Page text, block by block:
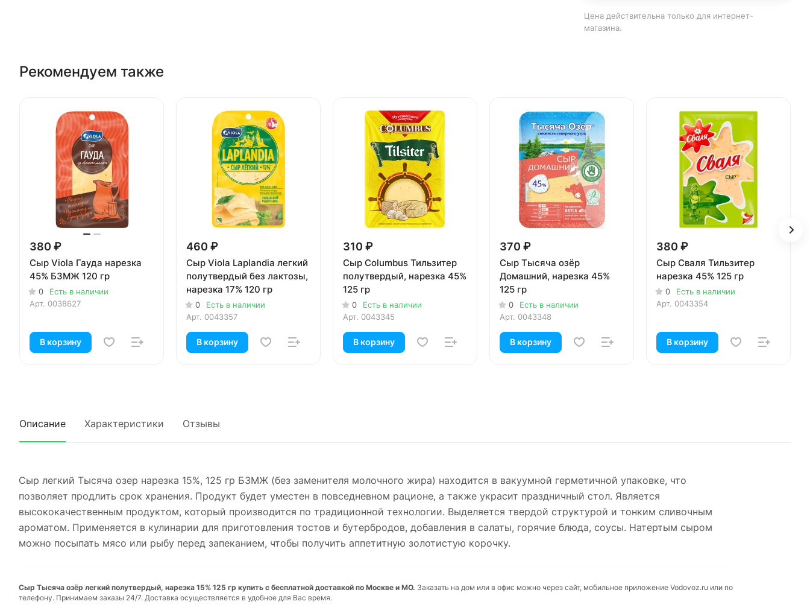
Цена действительна только для интернет-
магазина.
Рекомендуем также
380 ₽
Сыр Viola Гауда нарезка
45% БЗМЖ 120 гр
0
Есть в наличии
Арт. 0038627
В корзину
460 ₽
Сыр Viola Laplandia легкий
полутвердый без лактозы,
нарезка 17% 120 гр
0
Есть в наличии
Арт. 0043357
В корзину
310 ₽
Сыр Columbus Тильзитер
полутвердый, нарезка 45%
125 гр
0
Есть в наличии
Арт. 0043345
В корзину
370 ₽
Сыр Тысяча озёр
Домашний, нарезка 45%
125 гр
0
Есть в наличии
Арт. 0043348
В корзину
380 ₽
Сыр Сваля Тильзитер
нарезка 45% 125 гр
0
Есть в наличии
Арт. 0043354
В корзину
Описание Характеристики Отзывы
Сыр легкий Тысяча озер нарезка 15%, 125 гр БЗМЖ (без заменителя молочного жира) находится в вакуумной герметичной упаковке, что
позволяет продлить срок хранения. Продукт будет уместен в повседневном рационе, а также украсит праздничный стол. Является
высококачественным продуктом, который производится по традиционной технологии. Выделяется твердой структурой и тонким сливочным
ароматом. Применяется в кулинарии для приготовления тостов и бутербродов, добавления в салаты, горячие блюда, соусы. Натертым сыром
можно посыпать мясо или рыбу перед запеканием, чтобы получить аппетитную золотистую корочку.
Сыр Тысяча озёр легкий полутвердый, нарезка 15% 125 гр купить с бесплатной доставкой по Москве и МО. Заказать на дом или в офис можно через сайт, мобильное приложение Vodovoz.ru или по
телефону. Принимаем заказы 24/7. Доставка осуществляется в удобное для Вас время.